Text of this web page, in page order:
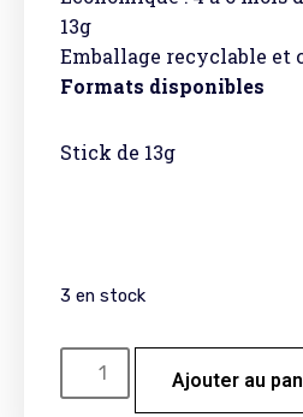
13g
Emballage recyclable et
Formats disponibles
Stick de 13g
3 en stock
Ajouter au